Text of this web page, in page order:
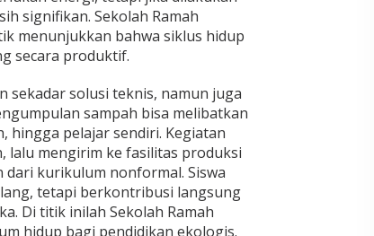
signifikan. Sekolah Ramah
menunjukkan bahwa siklus hidup
secara produktif.
sekadar solusi teknis, namun juga
sampah bisa melibatkan
hingga pelajar sendiri. Kegiatan
lalu mengirim ke fasilitas produksi
kurikulum nonformal. Siswa
tetapi berkontribusi langsung
Di titik inilah Sekolah Ramah
hidup bagi pendidikan ekologis.